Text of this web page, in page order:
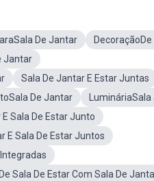
De Jantar
Jantar
Sala De Jantar E Estar Juntas
De Jantar
Sala De Estar Junto
E Sala De Estar Juntos
Sala De Estar Com Sala De